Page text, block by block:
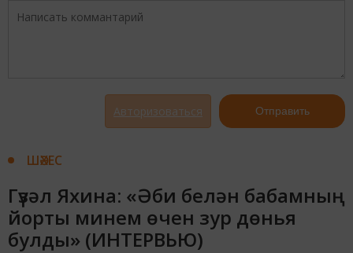
Авторизоваться Отправить
ШӘХЕС
Гүзәл Яхина: «Әби белән бабамның
йорты минем өчен зур дөнья
булды» (ИНТЕРВЬЮ)